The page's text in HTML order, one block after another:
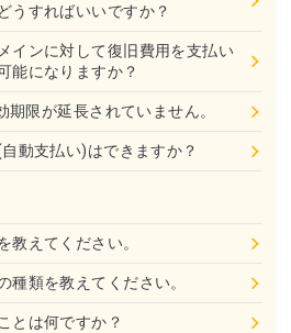
うすればいいですか？
インに対して復旧費用を支払い
能になりますか？
限が延長されていません。
動支払い)はできますか？
教えてください。
種類を教えてください。
とは何ですか？